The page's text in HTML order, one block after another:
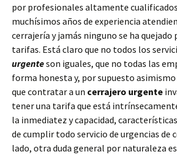
por profesionales altamente
muchísimos años de experiencia
cerrajería y jamás ninguno se ha quejado
tarifas. Está claro que no todos los
urgenteson iguales, que no todas las
forma honesta y, por supuesto
que contratar a un cerrajero urgente
tener una tarifa que está
la inmediatez y capacidad,
de cumplir todo servicio de urgencias de
lado, otra duda general por naturaleza